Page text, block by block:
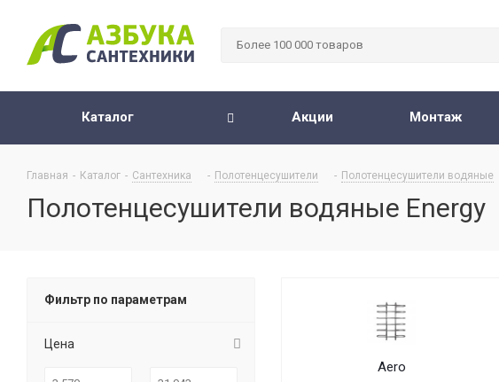
Каталог Акции Монтаж
Главная - Каталог - Сантехника - Полотенцесушители - Полотенцесушители водяные
Полотенцесушители водяные Energy
Aero
Фильтр по параметрам
Цена